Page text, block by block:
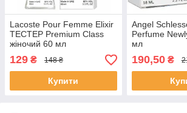
Lacoste Pour Femme Elixir
ТЕСТЕР Premium Class
жіночий 60 мл
129 ₴ 148 ₴
Купити
Angel
Perfume
мл
190,50₴